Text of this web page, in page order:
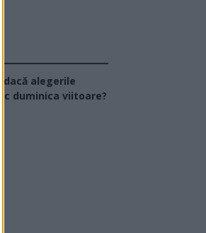
alegerile
duminica viitoare?